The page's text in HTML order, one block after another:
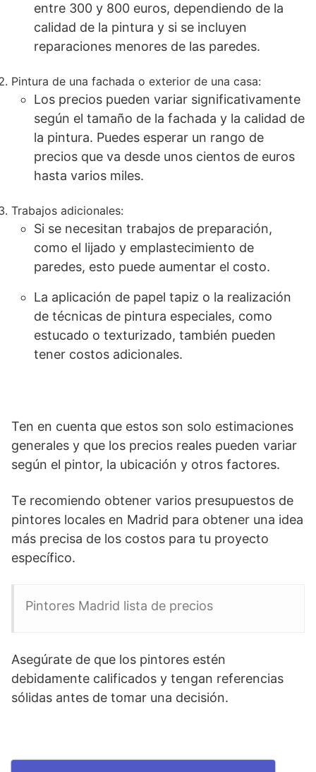
entre 300 y 800 euros, dependiendo de la
calidad de la pintura y si se incluyen
reparaciones menores de las paredes.
Pintura de una fachada o exterior de una casa:
Los precios pueden variar significativamente
según el tamaño de la fachada y la calidad de
la pintura. Puedes esperar un rango de
precios que va desde unos cientos de euros
hasta varios miles.
Trabajos adicionales:
Si se necesitan trabajos de preparación,
como el lijado y emplastecimiento de
paredes, esto puede aumentar el costo.
La aplicación de papel tapiz o la realización
de técnicas de pintura especiales, como
estucado o texturizado, también pueden
tener costos adicionales.
Ten en cuenta que estos son solo estimaciones
generales y que los precios reales pueden variar
según el pintor, la ubicación y otros factores.
Te recomiendo obtener varios presupuestos de
pintores locales en Madrid para obtener una idea
más precisa de los costos para tu proyecto
específico.
Pintores Madrid lista de precios
Asegúrate de que los pintores estén
debidamente calificados y tengan referencias
sólidas antes de tomar una decisión.